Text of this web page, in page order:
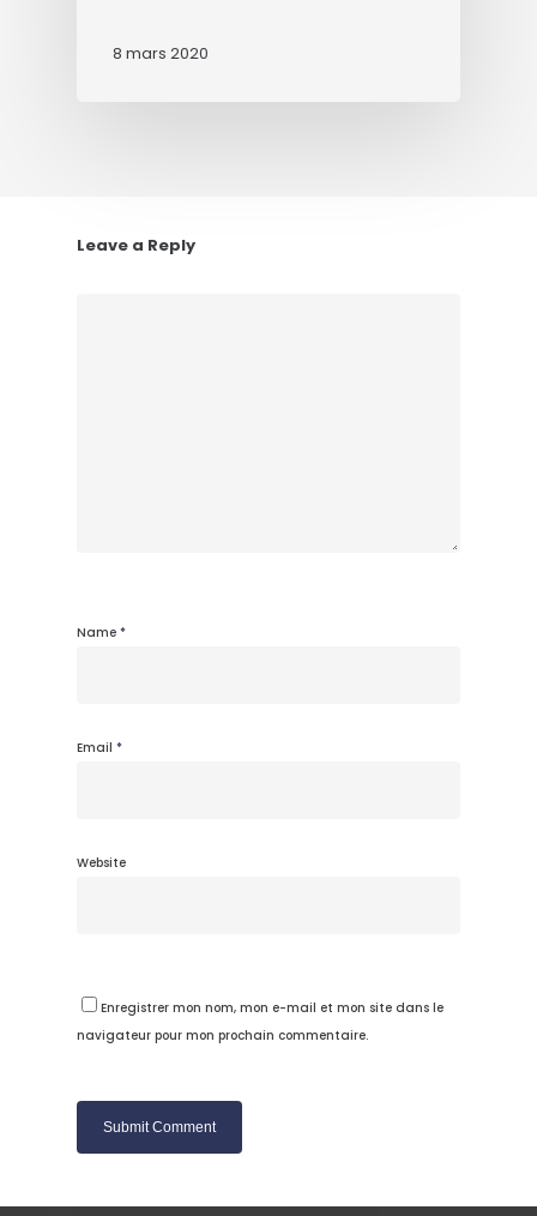
8 mars 2020
Leave a Reply
Name *
Email *
Website
Enregistrer mon nom, mon e-mail et mon site dans le
navigateur pour mon prochain commentaire.